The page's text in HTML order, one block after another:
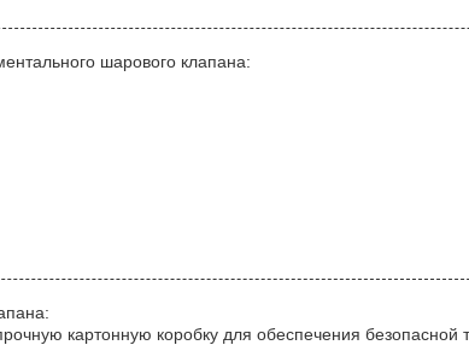
шарового клапана:
картонную коробку для обеспечения